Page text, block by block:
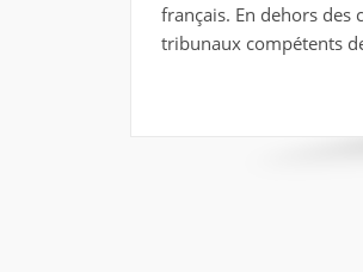
français. En dehors
tribunaux compétents